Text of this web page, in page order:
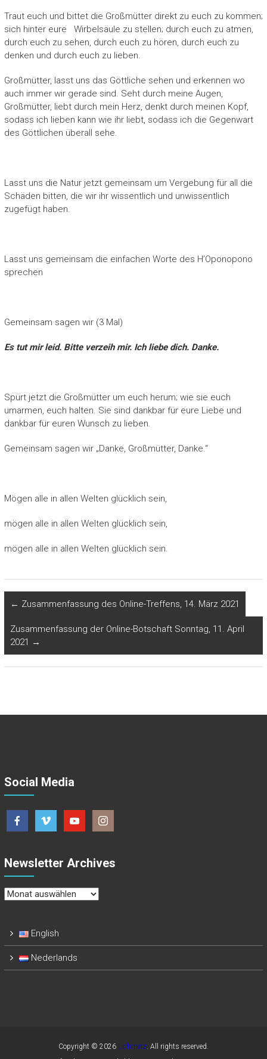
Traut euch und bittet die Großmütter direkt zu euch zu kommen;
sich hinter eure Wirbelsäule zu stellen; durch euch zu atmen,
durch euch zu sehen, durch euch zu hören, durch euch zu
denken und durch euch zu lieben.
Großmütter, lasst uns das Göttliche sehen und erkennen wo
auch immer wir gerade sind. Seht durch meine Augen,
Großmütter, liebt durch mein Herz, denkt durch meinen Kopf,
sodass ich lieben kann wie ihr liebt, sodass ich die Gegenwart
des Göttlichen überall sehe.
Lasst uns die Natur jetzt gemeinsam um Vergebung für all die
Schäden bitten, die wir ihr wissentlich und unwissentlich
zugefügt haben.
Lasst uns gemeinsam die einfachen Worte des H’Oponopono
sprechen
Gemeinsam sagen wir (3 Mal)
Es tut mir leid. Bitte verzeih mir. Ich liebe dich. Danke.
Spürt jetzt die Großmütter um euch herum; wie sie euch
umarmen, euch halten. Sie sind dankbar für eure Liebe und
dankbar für euren Wunsch zu lieben.
Gemeinsam sagen wir „Danke, Großmütter, Danke.“
Mögen alle in allen Welten glücklich sein,
mögen alle in allen Welten glücklich sein,
mögen alle in allen Welten glücklich sein.
← Zusammenfassung des Online-Treffens, 14. März 2021
Zusammenfassung der Online-Botschaft Sonntag, 11. April
2021
→
Social Media
Newsletter Archives
Newsletter
English
Nederlands
Copyright © 2026 Lichtnetz. All rights reserved.